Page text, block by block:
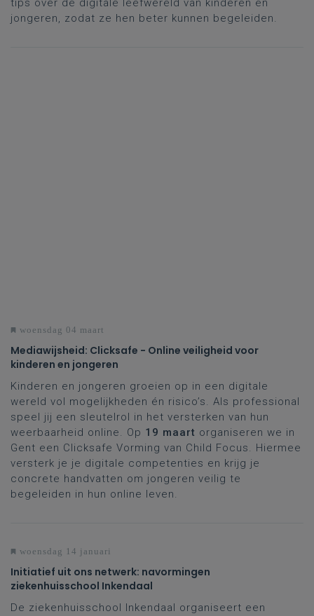
jongeren, zodat ze hen beter kunnen begeleiden.
woensdag 04 maart
Mediawijsheid: Clicksafe - Online veiligheid voor
kinderen en jongeren
Kinderen en jongeren groeien op in een digitale
wereld vol mogelijkheden én risico’s. Als professional
speel jij een sleutelrol in het versterken van hun
weerbaarheid online. Op 19 maart organiseren we in
Gent een Clicksafe Vorming van Child Focus. Hiermee
versterk je je digitale competenties en krijg je
concrete handvatten om jongeren veilig te
begeleiden in hun online leven.
woensdag 14 januari
Initiatief uit ons netwerk: navormingen
ziekenhuisschool Inkendaal
De ziekenhuisschool Inkendaal organiseert een